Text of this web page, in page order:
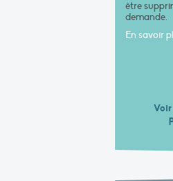
être
demande.
En savoir
Voir